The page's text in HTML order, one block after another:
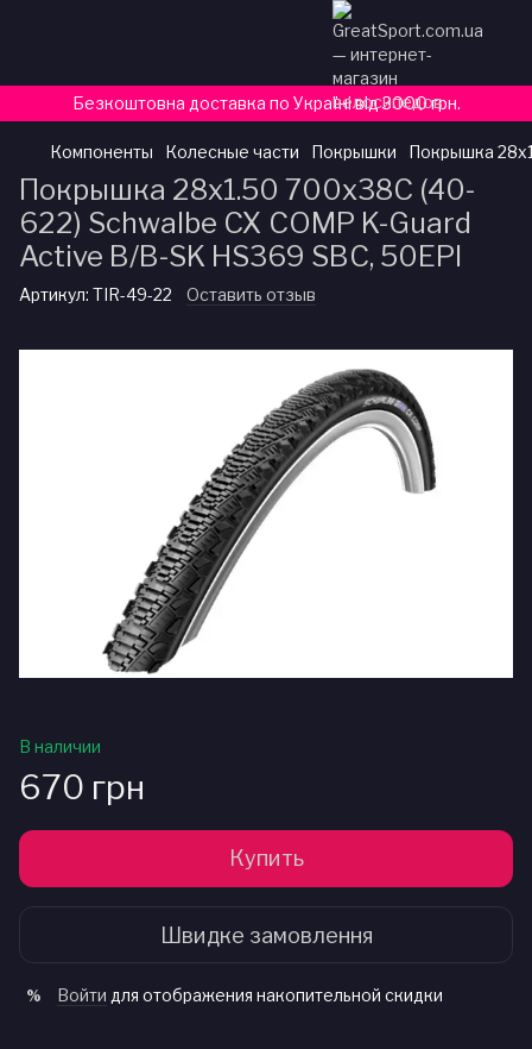
Безкоштовна доставка по Україні від 3000 грн.
Компоненты Колесные части Покрышки Покрышка
Покрышка 28x1.50 700x38C (40-
622) Schwalbe CX COMP K-Guard
Active B/B-SK HS369 SBC, 50EPI
Артикул: TIR-49-22 Оставить отзыв
В наличии
670 грн
Купить
Швидке замовлення
% Войти для отображения накопительной скидки